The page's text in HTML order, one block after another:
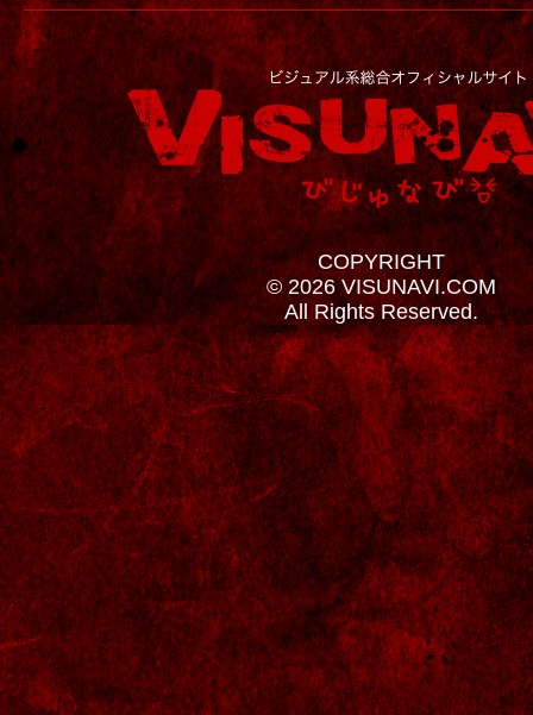
COPYRIGHT
© 2026 VISUNAVI.COM
All Rights Reserved.